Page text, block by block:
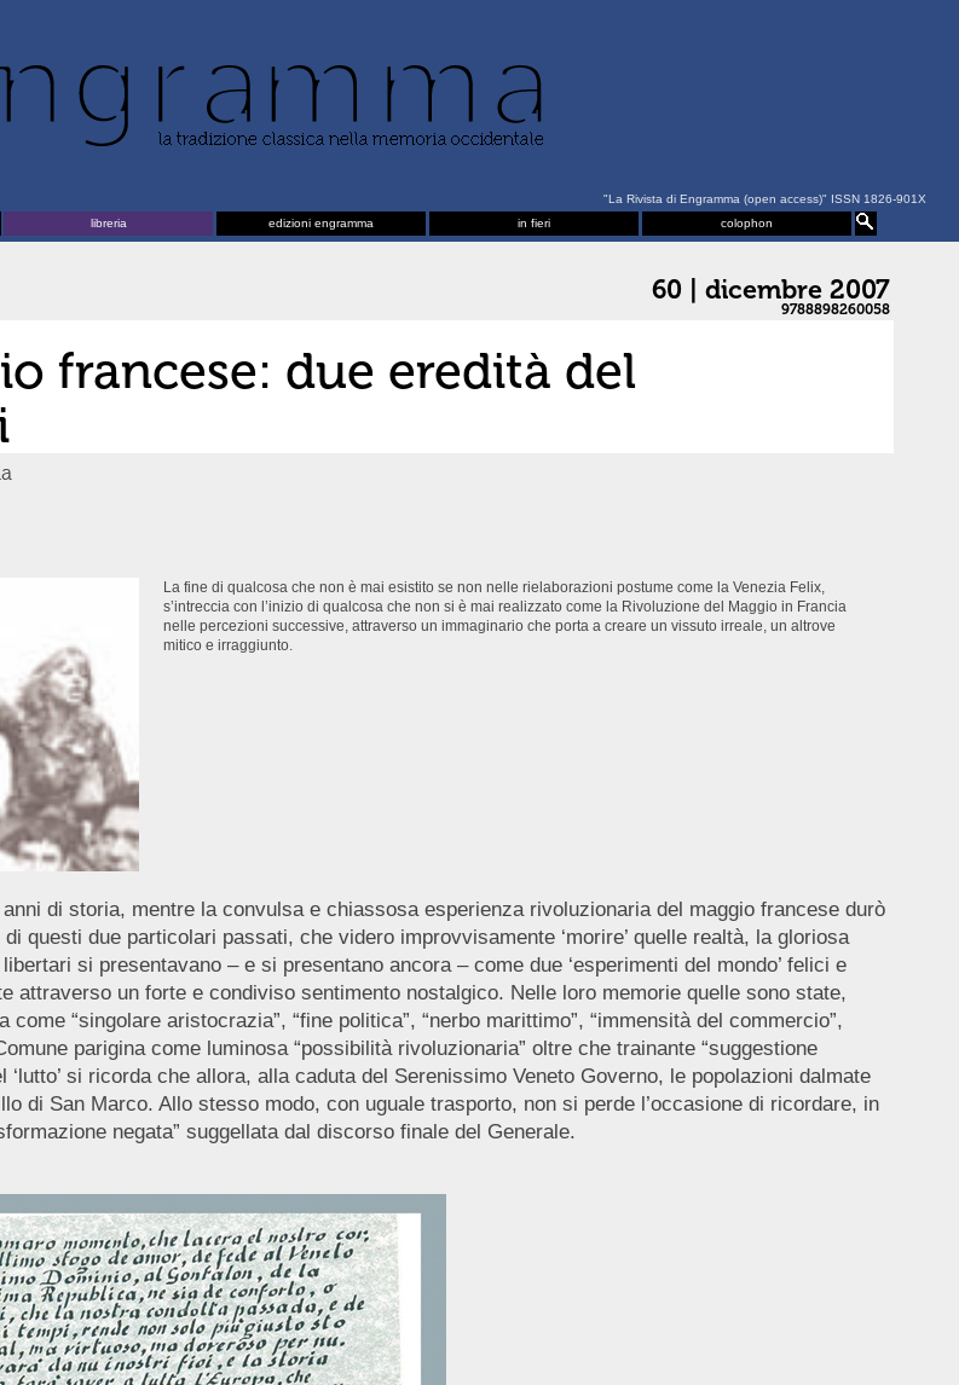
"La Rivista di Engramma (open access)" ISSN 1826-901X
libreria edizioni engramma in fieri colophon
60 | dicembre 2007
9788898260058
francese: due eredità del
La fine di qualcosa che non è mai esistito se non nelle rielaborazioni postume come la Venezia Felix,
s’intreccia con l’inizio di qualcosa che non si è mai realizzato come la Rivoluzione del Maggio in Francia
nelle percezioni successive, attraverso un immaginario che porta a creare un vissuto irreale, un altrove
mitico e irraggiunto.
di storia, mentre la convulsa e chiassosa esperienza rivoluzionaria del maggio francese durò
questi due particolari passati, che videro improvvisamente ‘morire’ quelle realtà, la gloriosa
si presentavano – e si presentano ancora – come due ‘esperimenti del mondo’ felici e
un forte e condiviso sentimento nostalgico. Nelle loro memorie quelle sono state,
“singolare aristocrazia”, “fine politica”, “nerbo marittimo”, “immensità del commercio”,
parigina come luminosa “possibilità rivoluzionaria” oltre che trainante “suggestione
si ricorda che allora, alla caduta del Serenissimo Veneto Governo, le popolazioni dalmate
di San Marco. Allo stesso modo, con uguale trasporto, non si perde l’occasione di ricordare, in
negata” suggellata dal discorso finale del Generale.